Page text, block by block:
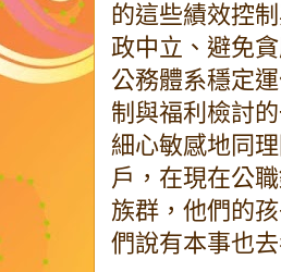
的這些績效控
政中立、避免
公務體系穩定
制與福利檢討
細心敏感地同
戶，在現在公
族群，他們的
們說有本事也